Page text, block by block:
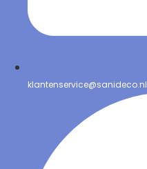
klantenservice@sanideco.nl